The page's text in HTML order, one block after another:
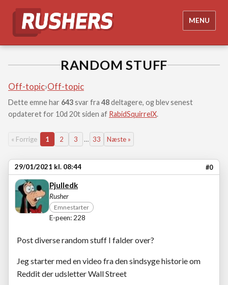
MENU
RANDOM STUFF
Off-topic›Off-topic
Dette emne har 643svar fra 48deltagere, og blev senest
opdateret for 10d 20t siden af RabidSquirrelX.
« Forrige 1 2 3 … 33 Næste »
29/01/2021 kl. 08:44 #0
Pjulledk
Rusher
Emnestarter
E-peen: 228
Post diverse random stuff I falder over?
Jeg starter med en video fra den sindsyge historie om
Reddit der udsletter Wall Street